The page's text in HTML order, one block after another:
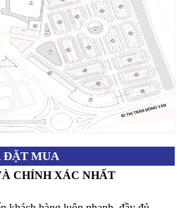
ĐẶT MUA
CHÍNH XÁC NHẤT